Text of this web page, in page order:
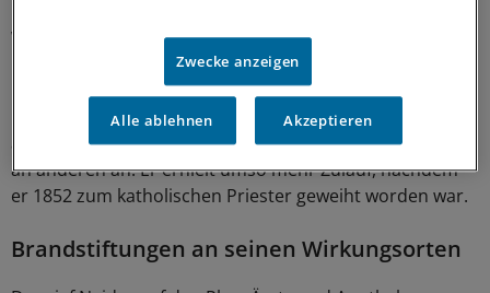
Würckung des frischen Wassers in die Leiber der
Menschen“ von Johann Siegemund Hahn (1696-1773).
Kneipp testete dessen Kalte-Bäder-Therapie erfolgreich
an sich selbst, verfeinerte sie und wandte sie dann auch
an anderen an. Er erhielt umso mehr Zulauf, nachdem
er 1852 zum katholischen Priester geweiht worden war.
Brandstiftungen an seinen Wirkungsorten
Zwecke anzeigen
Alle ablehnen Akzeptieren